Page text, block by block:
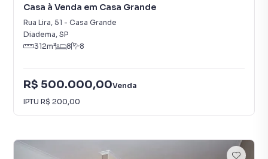
Casa à Venda em Casa Grande
Rua Lira, 51 - Casa Grande
Diadema, SP
312m² 8 8
R$ 500.000,00Venda
IPTU R$ 200,00